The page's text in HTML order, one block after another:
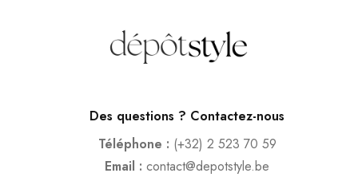
Des questions ? Contactez-nous
Téléphone : (+32) 2 523 70 59
Email : contact@depotstyle.be